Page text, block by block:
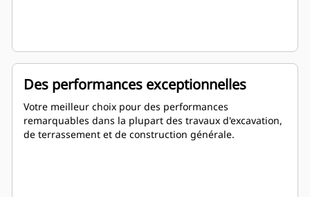
Des performances exceptionnelles
Votre meilleur choix pour des performances
remarquables dans la plupart des travaux d'excavation,
de terrassement et de construction générale.